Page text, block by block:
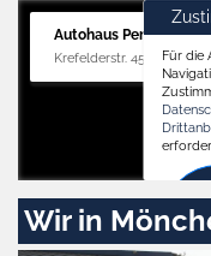
Autohaus Penders
Krefelderstr. 455, 41066
Für die
Wir in